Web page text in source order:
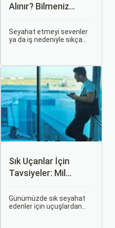
Alınır? Bilmeniz
Detaylar
Seyahat etmeyi sevenler
ya da iş nedeniyle sıkça
Peki, uçak biletinizi daha
uygun fiyatlarla nasıl
alabilirsiniz? Aslında doğru
zamanda ve doğru
yöntemlerle uçak bileti
almanın birçok püf noktası
var.
Sık Uçanlar İçin
Tavsiyeler: Mil
Günümüzde sık seyahat
edenler için uçuşlardan